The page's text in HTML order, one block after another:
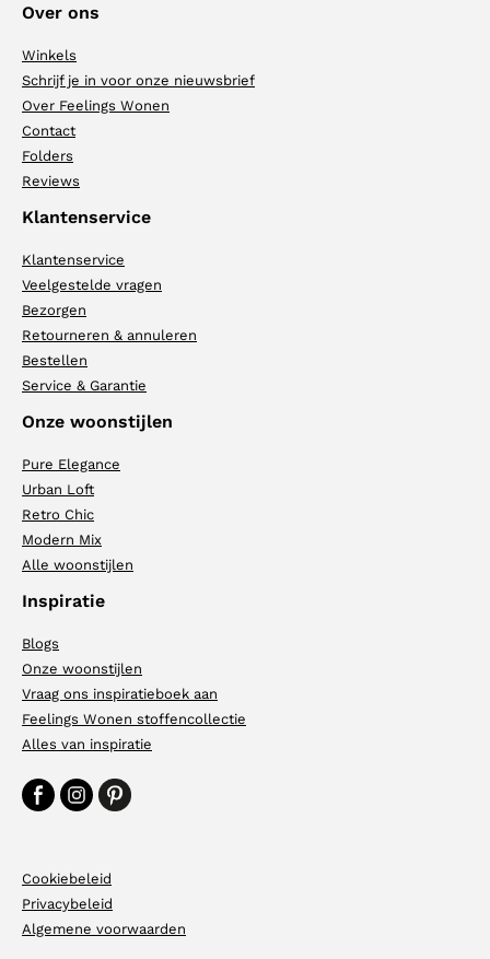
Over ons
Winkels
Schrijf je in voor onze nieuwsbrief
Over Feelings Wonen
Contact
Folders
Reviews
Klantenservice
Klantenservice
Veelgestelde vragen
Bezorgen
Retourneren & annuleren
Bestellen
Service & Garantie
Onze woonstijlen
Pure Elegance
Urban Loft
Retro Chic
Modern Mix
Alle woonstijlen
Inspiratie
Blogs
Onze woonstijlen
Vraag ons inspiratieboek aan
Feelings Wonen stoffencollectie
Alles van inspiratie
Cookiebeleid
Privacybeleid
Algemene voorwaarden